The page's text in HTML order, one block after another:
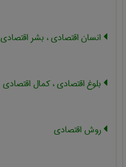
انسان اقتصادی ، بشر اقتصادی
بلوغ اقتصادی ، کمال اقتصادی
روش اقتصادی